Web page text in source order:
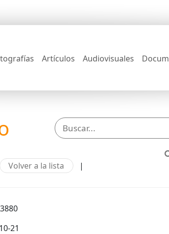
Artículos Audiovisuales
Volver a la lista |
21